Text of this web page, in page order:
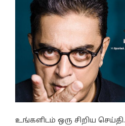
உங்களிடம் ஒரு சிறிய செய்தி.